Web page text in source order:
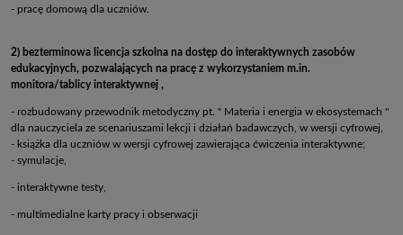
- pracę domową dla uczniów
2) bezterminowa licencja szkolna na dostęp do interaktywnych zasobów
edukacyjnych, pozwalających na pracę z wykorzystaniem m.in.
monitora/tablicy interaktywnej ,
- rozbudowany przewodnik metodyczny pt. " Materia i energia w ekosystemach "
dla nauczyciela ze scenariuszami lekcji i działań badawczych, w wersji cyfrowej,
- książka dla uczniów w wersji cyfrowej zawierająca ćwiczenia interaktywne;
- symulacje,
- interaktywne testy,
- multimedialne karty pracy i obserwacji